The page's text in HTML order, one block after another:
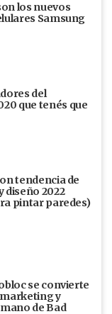
los nuevos
Samsung
del
que tenés que
tendencia de
diseño 2022
pintar paredes)
se convierte
y
de Bad